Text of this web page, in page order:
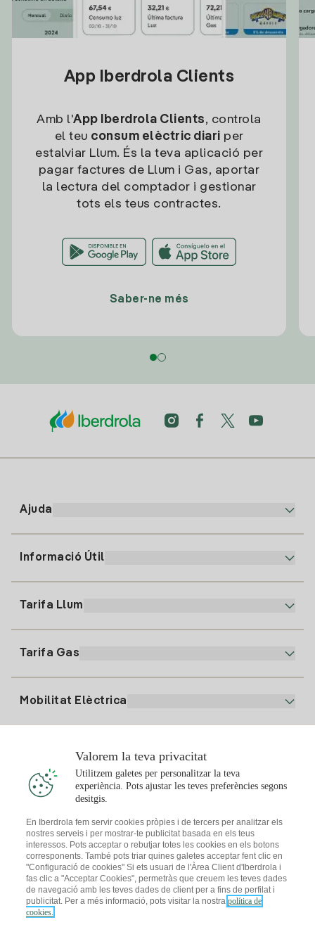
App Iberdrola Clients
Amb l'App Iberdrola Clients, controla
el teu consum elèctric diari per
estalviar Llum. És la teva aplicació per
pagar factures de Llum i Gas, aportar
la lectura del comptador i gestionar
tots els teus contractes.
Saber-ne més
Ajuda
91 919 52 73
clientes@tuiberdrola.es
Informació Útil
Alta Gas
Tarifa Llum
Tarifa Gas
Mobilitat Elèctrica
Punts de Recàrrega
Simulador Plaques Solars
Comunitats Solars
Solar Cloud
I + Repair Solar
T'interessa
Consells Llum
Consells Gas
Autoconsum
Descarrega l'App Iberdola Clients
Valorem la teva privacitat
Utilitzem galetes per personalitzar la teva
experiència. Pots ajustar les teves preferències segons
desitgis.
En Iberdrola fem servir cookies pròpies i de tercers per analitzar els
nostres serveis i per mostrar-te publicitat basada en els teus
interessos. Pots acceptar o rebutjar totes les cookies en els botons
corresponents. També pots triar quines galetes acceptar fent clic en
"Configuració de cookies" Si ets usuari de l'Àrea Client d'Iberdrola i
fas clic a "Acceptar Cookies", permetràs que creuem les teves dades
de navegació amb les teves dades de client per a fins de perfilat i
publicitat. Per a més informació, pots visitar la nostra política de
cookies.